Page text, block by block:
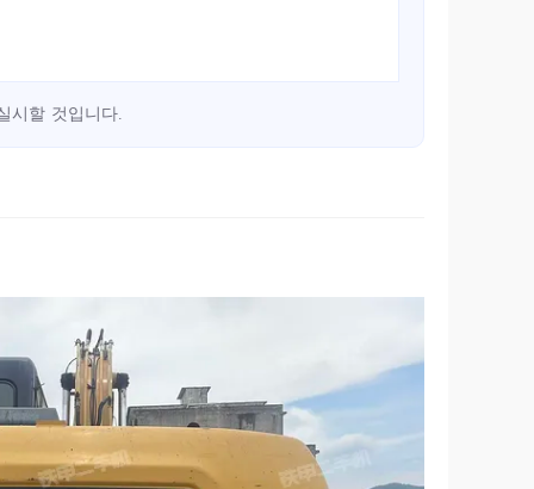
시할 것입니다.